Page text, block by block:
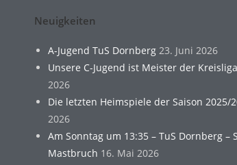
Neuigkeiten
A-Jugend TuS Dornberg 23. Juni 2026
Unsere C-Jugend ist Meister der
2026
Die letzten Heimspiele der Saison 2025/
2026
Am Sonntag um 13:35 – TuS Dornberg –
Mastbruch 16. Mai 2026